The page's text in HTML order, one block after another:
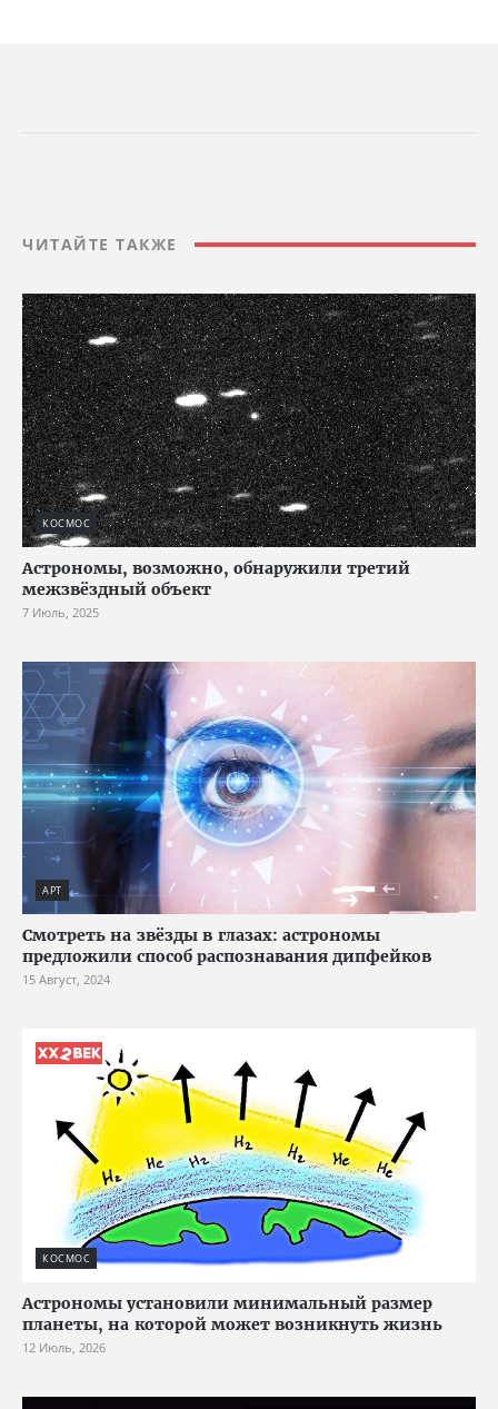
ЧИТАЙТЕ ТАКЖЕ
КОСМОС
Астрономы, возможно, обнаружили третий
межзвёздный объект
7 Июль, 2025
АРТ
Смотреть на звёзды в глазах: астрономы
предложили способ распознавания дипфейков
15 Август, 2024
КОСМОС
Астрономы установили минимальный размер
планеты, на которой может возникнуть жизнь
12 Июль, 2026